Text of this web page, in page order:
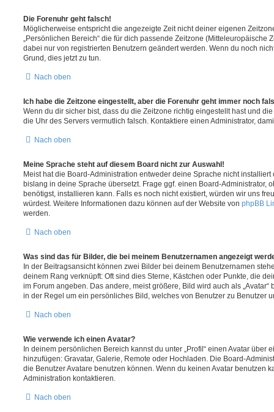
Die Forenuhr geht falsch!
Möglicherweise entspricht die angezeigte Zeit nicht deiner eigenen
„Persönlichen Bereich“ die für dich passende Zeitzone (Mitteleuropäische
dabei nur von registrierten Benutzern geändert werden. Wenn du noch
Grund, dies jetzt zu tun.
Nach oben
Ich habe die Zeitzone eingestellt, aber die Forenuhr geht immer noch
Wenn du dir sicher bist, dass du die Zeitzone richtig eingestellt hast und
die Uhr des Servers vermutlich falsch. Kontaktiere einen Administrator,
Nach oben
Meine Sprache steht auf diesem Board nicht zur Auswahl!
Meist hat die Board-Administration entweder deine Sprache nicht
bislang in deine Sprache übersetzt. Frage ggf. einen Board-Administrator,
benötigst, installieren kann. Falls es noch nicht existiert, würden wir uns
würdest. Weitere Informationen dazu können auf der Website von phpBB
werden.
Nach oben
Was sind das für Bilder, die bei meinem Benutzernamen angezeigt
In der Beitragsansicht können zwei Bilder bei deinem Benutzernamen
deinem Rang verknüpft: Oft sind dies Sterne, Kästchen oder Punkte, die
im Forum angeben. Das andere, meist größere, Bild wird auch als
in der Regel um ein persönliches Bild, welches von Benutzer zu Benutzer
Nach oben
Wie verwende ich einen Avatar?
In deinem persönlichen Bereich kannst du unter „Profil“ einen Avatar über
hinzufügen: Gravatar, Galerie, Remote oder Hochladen. Die Board-
die Benutzer Avatare benutzen können. Wenn du keinen Avatar benutzen
Administration kontaktieren.
Nach oben